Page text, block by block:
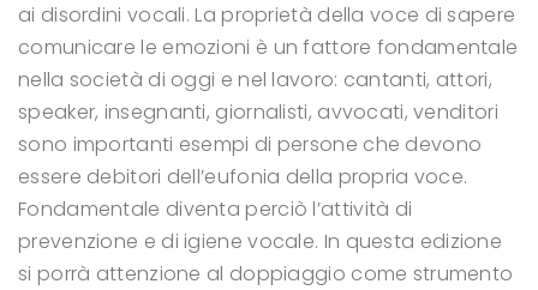
ai disordini vocali. La proprietà della voce di sapere
comunicare le emozioni è un fattore fondamentale
nella società di oggi e nel lavoro: cantanti, attori,
speaker, insegnanti, giornalisti, avvocati, venditori
sono importanti esempi di persone che devono
essere debitori dell’eufonia della propria voce.
Fondamentale diventa perciò l’attività di
prevenzione e di igiene vocale. In questa edizione
si porrà attenzione al doppiaggio come strumento